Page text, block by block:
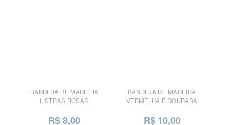
BANDEJA DE MADEIRA
LISTRAS ROSAS
R$ 8,00
BANDEJA DE MADEIRA
VERMELHA E DOURADA
R$ 10,00